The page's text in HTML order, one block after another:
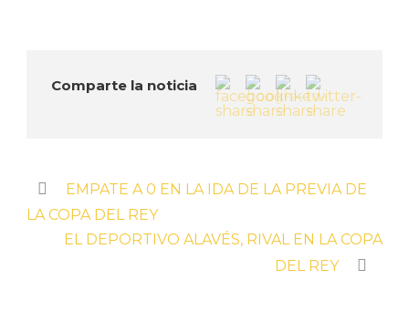
Comparte la noticia
EMPATE A 0 EN LA IDA DE LA PREVIA DE
LA COPA DEL REY
EL DEPORTIVO ALAVÉS, RIVAL EN LA COPA
DEL REY